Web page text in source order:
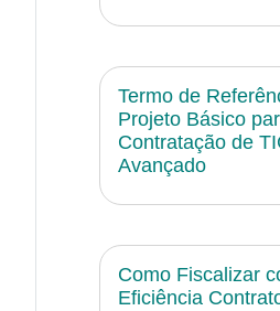
Termo de
Projeto Básico
Contratação de
Avançado
Como Fiscalizar
Eficiência